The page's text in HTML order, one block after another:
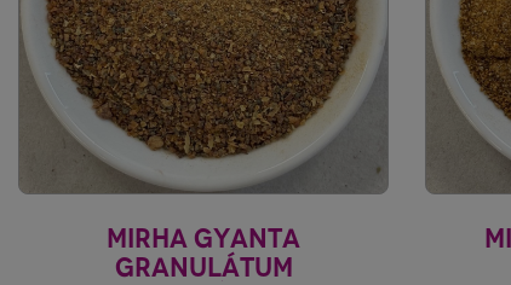
MIRHA GYANTA
GRANULÁTUM